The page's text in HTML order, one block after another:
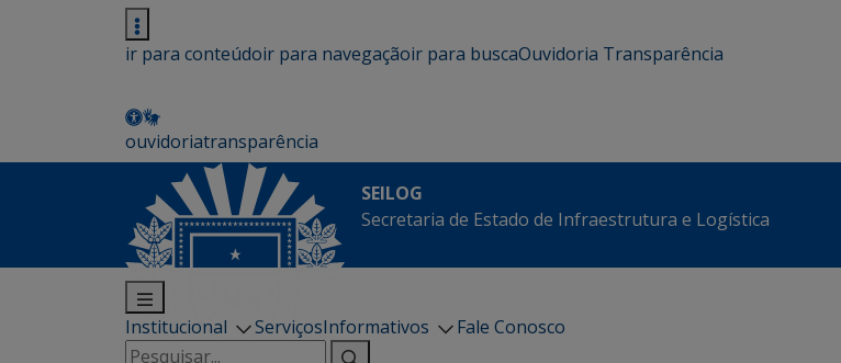
ir para conteúdoir para navegaçãoir para buscaOuvidoria Transparência
ouvidoriatransparência
SEILOG
Secretaria de Estado de Infraestrutura e Logística
Institucional ServiçosInformativos
Fale Conosco
Pesquisar